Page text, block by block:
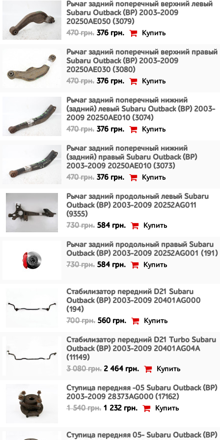
Рычаг задний поперечный верхний левый
Subaru Outback (BP) 2003-2009
20250AE050 (3079)
470 грн. 376 грн. Купить
Рычаг задний поперечный верхний правый
Subaru Outback (BP) 2003-2009
20250AE030 (3080)
470 грн. 376 грн. Купить
Рычаг задний поперечный нижний
(задний) левый Subaru Outback (BP) 2003-
2009 20250AE010 (3074)
470 грн. 376 грн. Купить
Рычаг задний поперечный нижний
(задний) правый Subaru Outback (BP)
2003-2009 20250AE010 (3073)
470 грн. 376 грн. Купить
Рычаг задний продольный левый Subaru
Outback (BP) 2003-2009 20252AG011
(9355)
730 грн. 584 грн. Купить
Рычаг задний продольный правый Subaru
Outback (BP) 2003-2009 20252AG001 (191)
730 грн. 584 грн. Купить
Стабилизатор передний D21 Subaru
Outback (BP) 2003-2009 20401AG000
(194)
700 грн. 560 грн. Купить
Стабилизатор передний D21 Turbo Subaru
Outback (BP) 2003-2009 20401AG04A
(11149)
3 080 грн. 2 464 грн. Купить
Ступица передняя -05 Subaru Outback (BP)
2003-2009 28373AG000 (17162)
1 540 грн. 1 232 грн. Купить
Ступица передняя 05- Subaru Outback (BP)